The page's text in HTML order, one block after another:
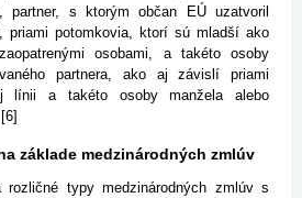
partner, s ktorým občan EÚ uzatvoril
priami potomkovia, ktorí sú mladší ako
osobami, a takéto osoby
partnera, ako aj závislí priami
línii a takéto osoby manžela alebo
základe medzinárodných zmlúv
rozličné typy medzinárodných zmlúv s